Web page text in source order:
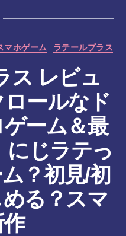
マホゲーム ラテールプラス
ス レビュ
ロールなド
ーム＆最
にじラテっ
？初見/初
る？スマ
作
成
者
: